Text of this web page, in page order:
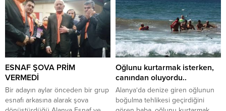
ESNAF ŞOVA PRİM
VERMEDİ
Bir adayın aylar önceden bir grup
esnafı arkasına alarak şova
Oğlunu kurtarmak isterken,
canından oluyordu..
Alanya‘da denize giren oğlunun
boğulma tehlikesi geçirdiğini